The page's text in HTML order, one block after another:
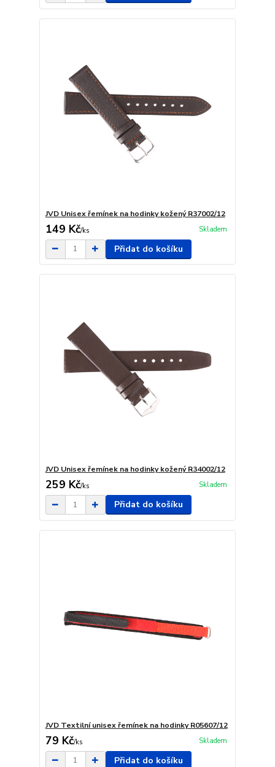
JVD Unisex řemínek na hodinky kožený R37002/12
149 Kč/ks Skladem
Přidat do košíku
JVD Unisex řemínek na hodinky kožený R34002/12
259 Kč/ks Skladem
Přidat do košíku
JVD Textilní unisex řemínek na hodinky R05607/12
79 Kč/ks Skladem
Přidat do košíku